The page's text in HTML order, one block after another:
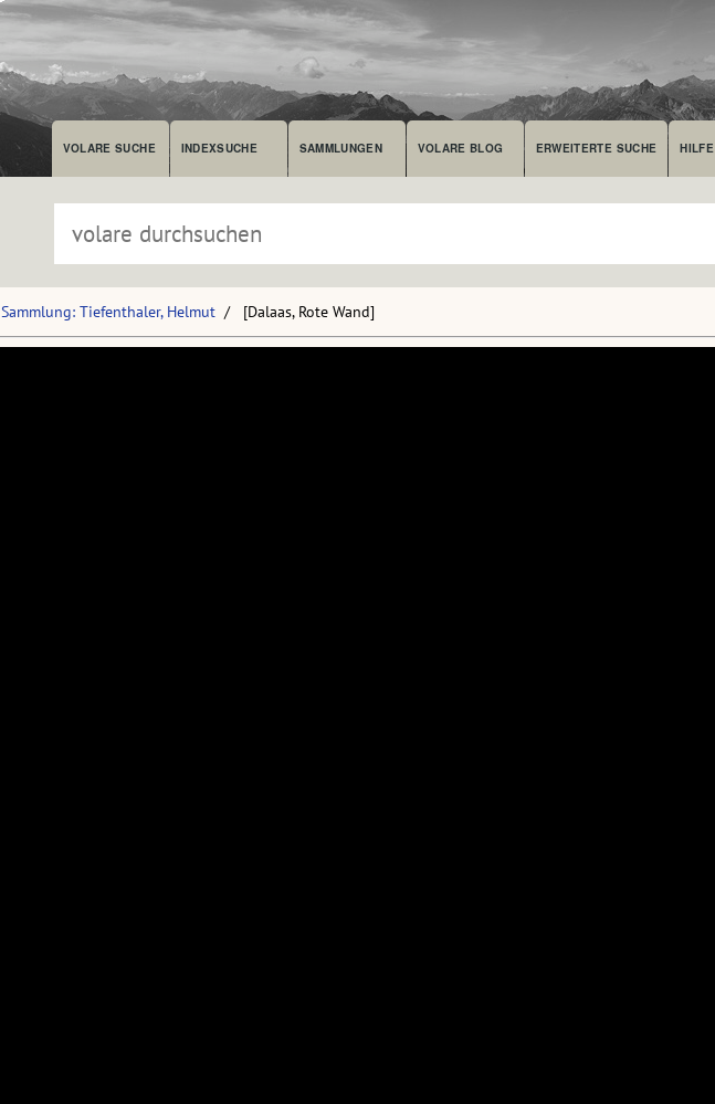
VOLARE SUCHE INDEXSUCHE SAMMLUNGEN VOLARE BLOG ERWEITERTE SUCHE HILFE
Sammlung: Tiefenthaler, Helmut [Dalaas, Rote Wand]